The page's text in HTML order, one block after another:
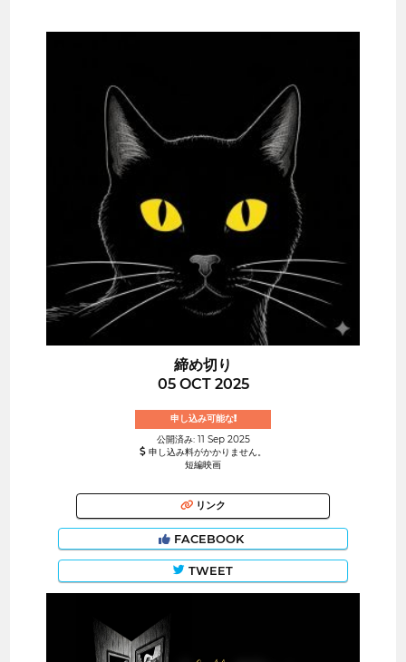
締め切り
05 OCT 2025
申し込み可能な!
公開済み: 11 Sep 2025
申し込み料がかかりません。
短編映画
リンク
FACEBOOK
TWEET